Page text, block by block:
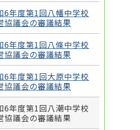
6年度第1回八幡中学校
協議会の審議結果
6年度第1回八條中学校
協議会の審議結果
6年度第1回大原中学校
協議会の審議結果
6年度第1回八潮中学校
協議会の審議結果